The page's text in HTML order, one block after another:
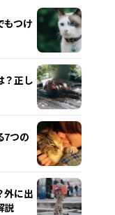
もつけ
？正し
7つの
外に出
説